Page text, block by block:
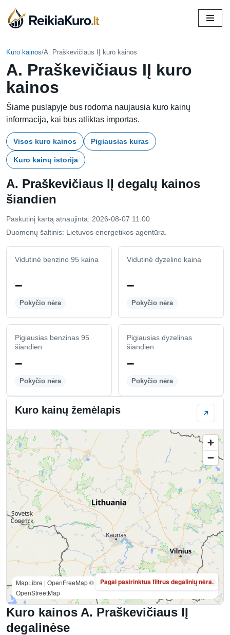
Skip
content
Kuro kainos/A. Praškevičiaus IĮ kuro kainos
A. Praškevičiaus IĮ kuro
kainos
Šiame puslapyje bus rodoma naujausia kuro kainų
informacija, kai bus atliktas importas.
Visos kuro kainos Pigiausias kuras
Kuro kainų istorija
A. Praškevičiaus IĮ degalų kainos
šiandien
Paskutinį kartą atnaujinta: 2026-08-07 11:00
Duomenų šaltinis: Lietuvos energetikos agentūra.
Vidutinė benzino 95 kaina
–
Pokyčio nėra
Vidutinė dyzelino kaina
–
Pokyčio nėra
Pigiausias benzinas 95
šiandien
–
Pokyčio nėra
Pigiausias dyzelinas
šiandien
–
Pokyčio nėra
Kuro kainos A. Praškevičiaus IĮ
degalinėse
Kuro kainų žemėlapis
MapLibre | OpenFreeMap© OpenMapTilesData from
OpenStreetMap
Pagal pasirinktus filtrus degalinių nėra.